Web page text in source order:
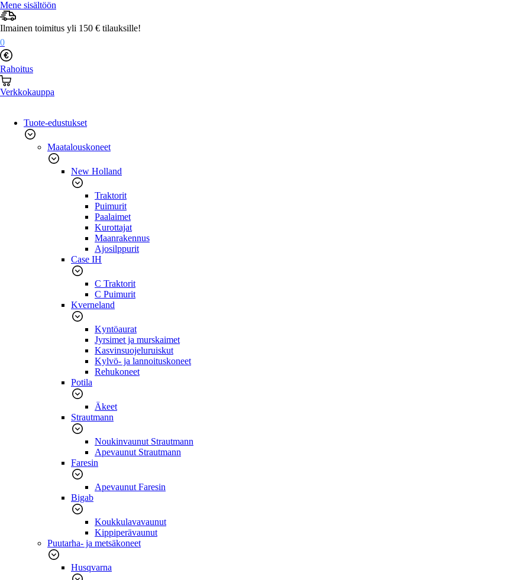
Mene sisältöön
Ilmainen toimitus yli 150 € tilauksille!
0
Rahoitus
Verkkokauppa
Tuote-edustukset
Maatalouskoneet
New Holland
Traktorit
Puimurit
Paalaimet
Kurottajat
Maanrakennus
Ajosilppurit
Case IH
C Traktorit
C Puimurit
Kverneland
Kyntöaurat
Jyrsimet ja murskaimet
Kasvinsuojeluruiskut
Kylvö- ja lannoituskoneet
Rehukoneet
Potila
Äkeet
Strautmann
Noukinvaunut Strautmann
Apevaunut Strautmann
Faresin
Apevaunut Faresin
Bigab
Koukkulavavaunut
Kippiperävaunut
Puutarha- ja metsäkoneet
Husqvarna